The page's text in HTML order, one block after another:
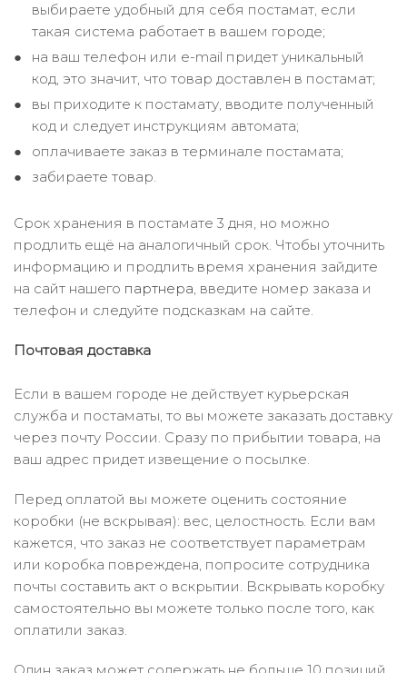
выбираете удобный для себя постамат, если
такая система работает в вашем городе;
на ваш телефон или e-mail придет уникальный
код, это значит, что товар доставлен в постамат;
вы приходите к постамату, вводите полученный
код и следует инструкциям автомата;
оплачиваете заказ в терминале постамата;
забираете товар.
Срок хранения в постамате 3 дня, но можно
продлить ещё на аналогичный срок. Чтобы уточнить
информацию и продлить время хранения зайдите
на сайт нашего партнера, введите номер заказа и
телефон и следуйте подсказкам на сайте.
Почтовая доставка
Если в вашем городе не действует курьерская
служба и постаматы, то вы можете заказать доставку
через почту России. Сразу по прибытии товара, на
ваш адрес придет извещение о посылке.
Перед оплатой вы можете оценить состояние
коробки (не вскрывая): вес, целостность. Если вам
кажется, что заказ не соответствует параметрам
или коробка повреждена, попросите сотрудника
почты составить акт о вскрытии. Вскрывать коробку
самостоятельно вы можете только после того, как
оплатили заказ.